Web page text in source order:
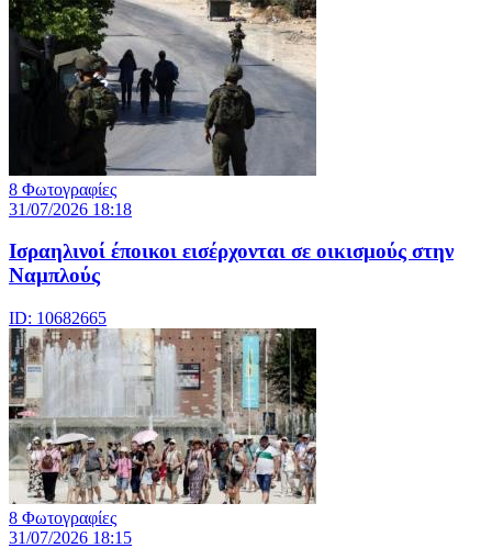
8 Φωτογραφίες
31/07/2026 18:18
Ισραηλινοί έποικοι εισέρχονται σε οικισμούς στην
Ναμπλούς
ID: 10682665
8 Φωτογραφίες
31/07/2026 18:15